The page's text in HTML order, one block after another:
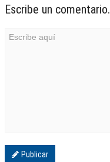
Escribe un comentario.
Publicar